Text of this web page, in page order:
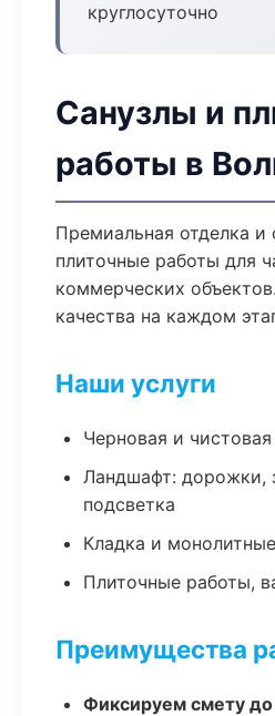
круглосуточно
Санузлы и
работы в
Премиальная отделка и
плиточные работы для
коммерческих
качества на каждом
Наши услуги
Черновая и чистовая
Ландшафт: дорожки,
подсветка
Кладка и
Плиточные работы,
Преимущества
Фиксируем смету до